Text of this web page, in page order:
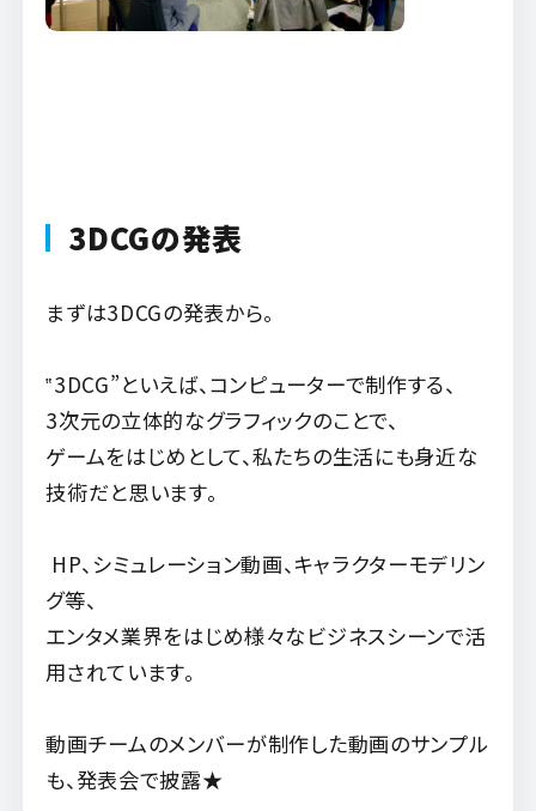
3DCGの発表
まずは3DCGの発表から。
‟3DCG”といえば、コンピューターで制作する、
3次元の立体的なグラフィックのことで、
ゲームをはじめとして、私たちの生活にも身近な
技術だと思います。
HP、シミュレーション動画、キャラクターモデリン
グ等、
エンタメ業界をはじめ様々なビジネスシーンで活
用されています。
動画チームのメンバーが制作した動画のサンプル
も、発表会で披露★